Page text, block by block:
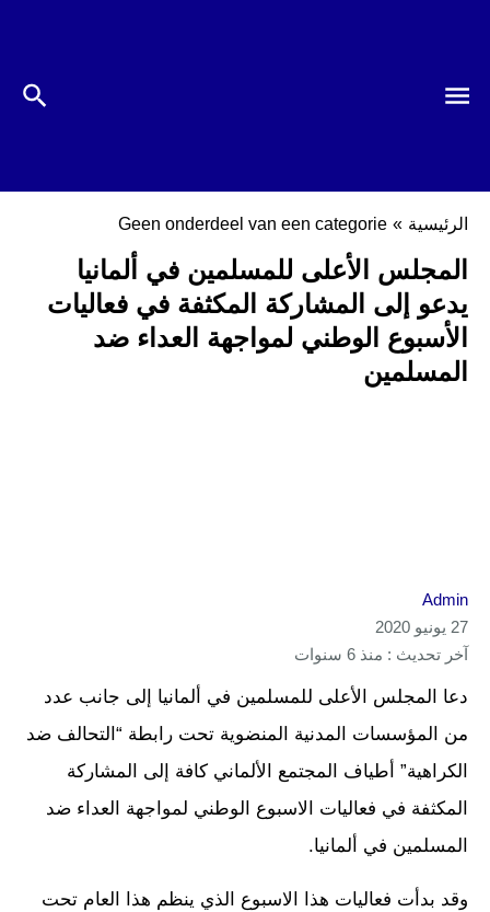
الرئيسية »
Geen onderdeel van een categorie
المجلس الأعلى للمسلمين في ألمانيا
يدعو إلى المشاركة المكثفة في فعاليات
الأسبوع الوطني لمواجهة العداء ضد
المسلمين
Admin
27 يونيو 2020
آخر تحديث : منذ 6 سنوات
دعا المجلس الأعلى للمسلمين في ألمانيا إلى جانب عدد
من المؤسسات المدنية المنضوية تحت رابطة “التحالف ضد
الكراهية” أطياف المجتمع الألماني كافة إلى المشاركة
المكثفة في فعاليات الاسبوع الوطني لمواجهة العداء ضد
المسلمين في ألمانيا.
وقد بدأت فعاليات هذا الاسبوع الذي ينظم هذا العام تحت